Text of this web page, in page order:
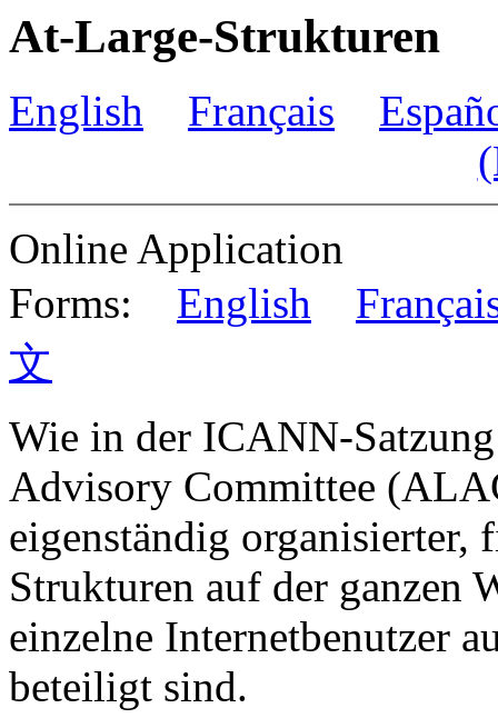
At-Large-Strukturen
English Français
Online Application
Forms: English
文
Wie in der ICANN-
Advisory Committee
eigenständig
Strukturen auf der ganzen
einzelne Internetbenutzer
beteiligt sind.